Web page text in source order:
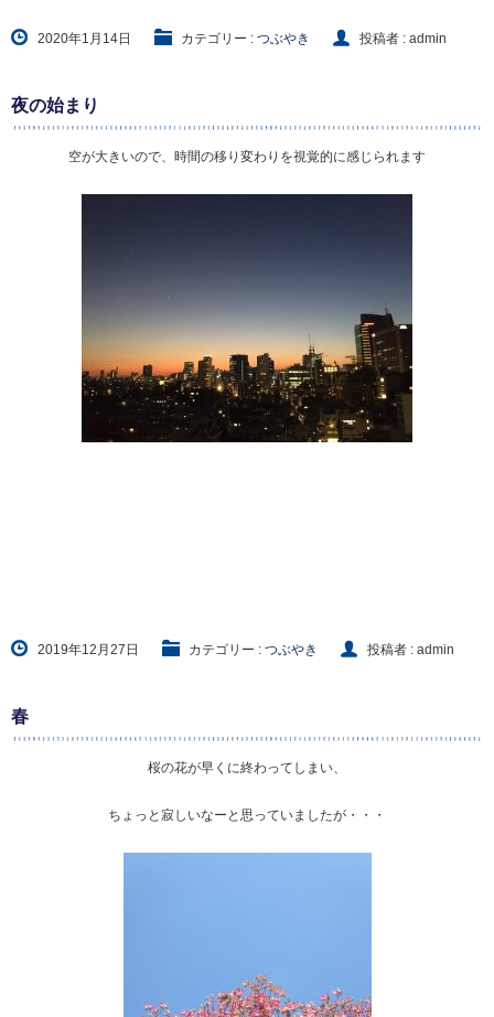
2020年1月14日 カテゴリー : つぶやき 投稿者 : admin
夜の始まり
空が大きいので、時間の移り変わりを視覚的に感じられます
2019年12月27日 カテゴリー : つぶやき 投稿者 : admin
春
桜の花が早くに終わってしまい、
ちょっと寂しいなーと思っていましたが・・・